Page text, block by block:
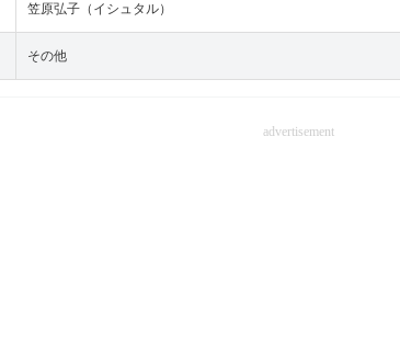
笠原弘子（イシュタル）
その他
advertisement